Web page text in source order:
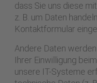
dass Sie uns diese
z. B. um Daten
Kontaktformular
Andere Daten
Ihrer Einwilligung
unsere IT-Systeme